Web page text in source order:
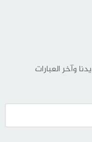
وآخر العبارات